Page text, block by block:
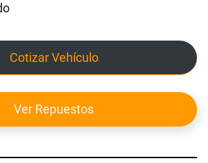
Cotizar Vehículo
Ver Repuestos